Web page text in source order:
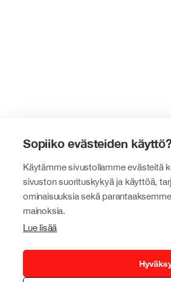
Sopiiko evästeiden
Käytämme sivustollamme evästeitä
sivuston suorituskykyä ja käyttöä,
ominaisuuksia sekä
mainoksia.
Lue lisää